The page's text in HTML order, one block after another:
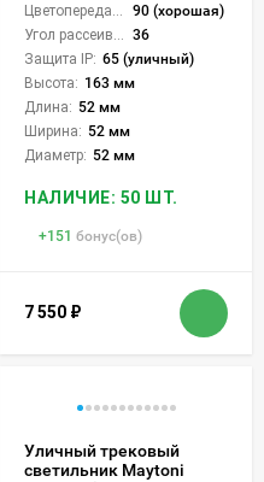
90 (хорошая)
36
Защита IP: 65 (уличный)
Высота: 163 мм
Длина: 52 мм
Ширина: 52 мм
Диаметр: 52 мм
НАЛИЧИЕ: 50 ШТ.
+151 бонус(ов)
7 550 ₽
Уличный трековый
светильник Maytoni